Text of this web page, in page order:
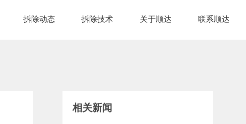
拆除动态 拆除技术 关于顺达 联系顺达
相关新闻